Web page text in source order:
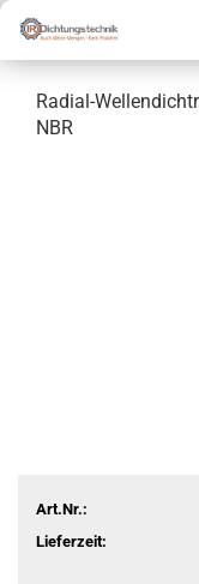
Radial-
NBR
Art.Nr.:
Lieferzeit: